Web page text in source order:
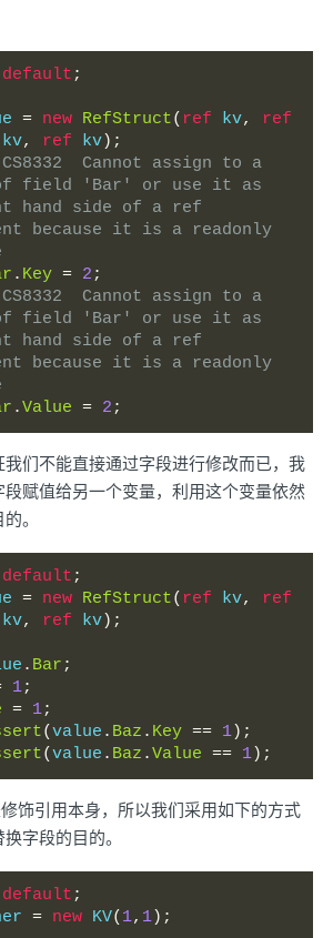
default ;
= new RefStruct( ref kv,
ref
kv, ref kv);
of field 'Bar' or use it as
hand side of a ref
because it is a readonly
. Key = 2 ;
of field 'Bar' or use it as
hand side of a ref
because it is a readonly
.Value = 2 ;
们不能直接通过字段进行修改而已，我
赋值给另一个变量，利用这个变量依然
。
default ;
= new RefStruct( ref kv,
ref
kv, ref kv);
. Bar ;
1;
= 1;
(value . Baz . Key == 1);
(value . Baz .Value == 1);
饰引用本身，所以我们采用如下的方式
字段的目的。
default ;
= new KV( 1, 1);